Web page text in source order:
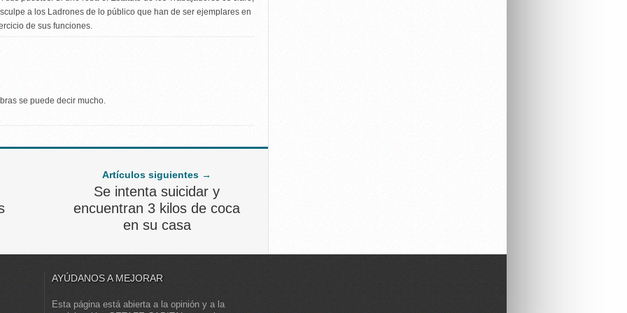
a los Ladrones de lo público que han de ser ejemplares en
de sus funciones.
se puede decir mucho.
Artículos siguientes →
Se intenta suicidar y
encuentran 3 kilos de coca
en su casa
AYÚDANOS A MEJORAR
Esta página está abierta a la opinión y a la